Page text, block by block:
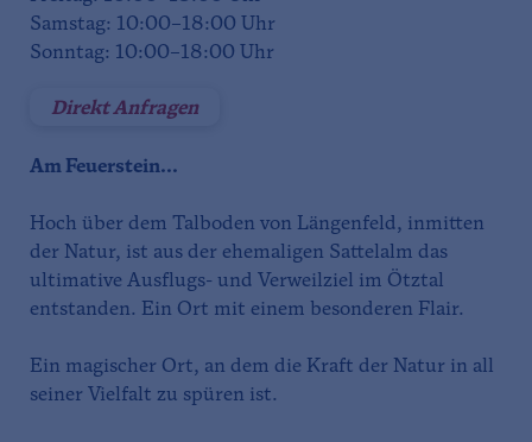
Samstag: 10:00–18:00 Uhr
Sonntag: 10:00–18:00 Uhr
Direkt Anfragen
Am Feuerstein...
Hoch über dem Talboden von Längenfeld, inmitten
der Natur, ist aus der ehemaligen Sattelalm das
ultimative Ausflugs- und Verweilziel im Ötztal
entstanden. Ein Ort mit einem besonderen Flair.
Ein magischer Ort, an dem die Kraft der Natur in all
seiner Vielfalt zu spüren ist.